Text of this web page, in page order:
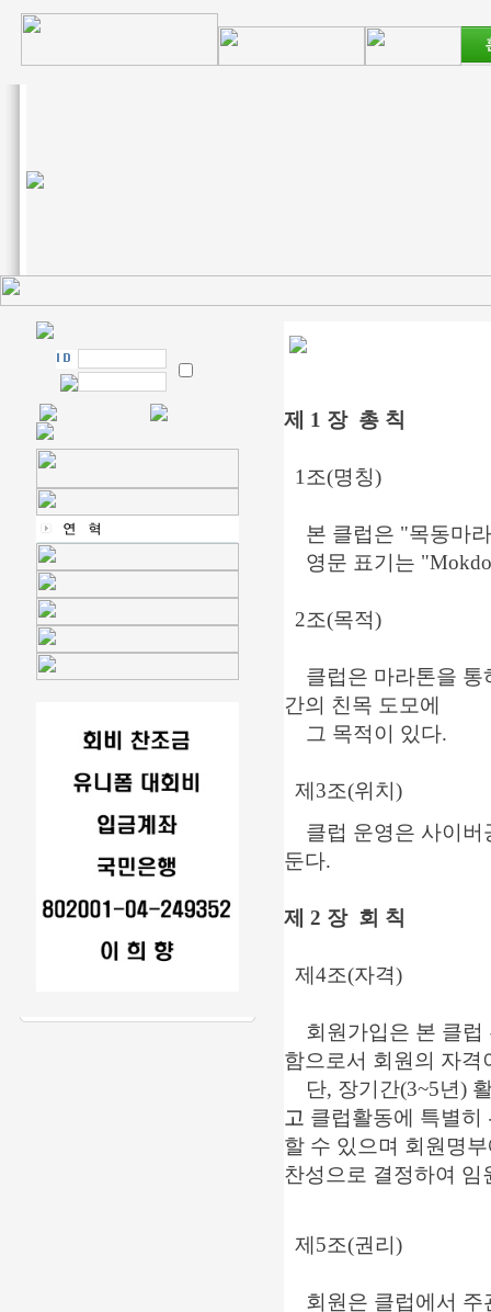
제 1 장 총 칙
1조(명칭)
본 클럽은 "목동마
영문 표기는
2조(목적)
클럽은 마라톤을 통
간의 친목 도모에
그 목적이 있다.
제3조(위치)
클럽 운영은 사이버
둔다.
제 2 장 회 칙
제4조(자격)
회원가입은 본 클럽
함으로서 회원의 자격
단, 장기간(3~5년)
고 클럽활동에 특별히
할 수 있으며 회원명
찬성으로 결정하여
제5조(권리)
회원은 클럽에서 주